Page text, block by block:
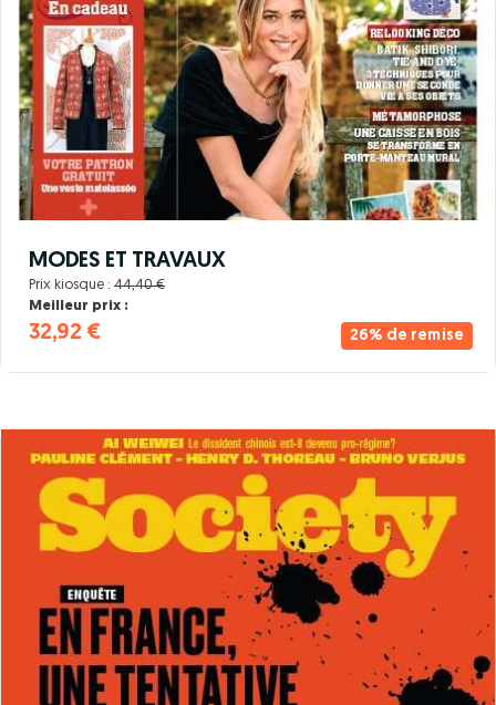
26% de remise
MODES ET TRAVAUX
Prix kiosque : 44,40 €
Meilleur prix :
32,92 €